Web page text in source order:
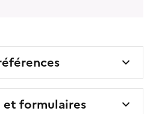
et formulaires